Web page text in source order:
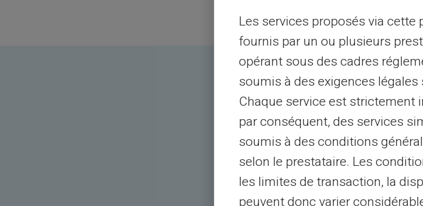
Les services proposés via cette
fournis par un ou plusieurs
opérant sous des cadres
soumis à des exigences
Chaque service est strictement
par conséquent, des services
soumis à des conditions
selon le prestataire. Les
les limites de transaction, la